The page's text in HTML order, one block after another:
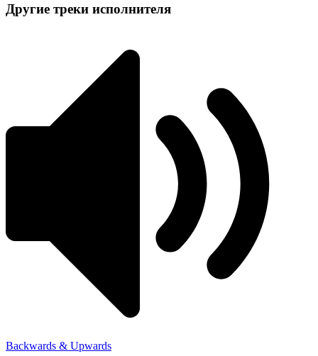
Другие треки исполнителя
Backwards & Upwards